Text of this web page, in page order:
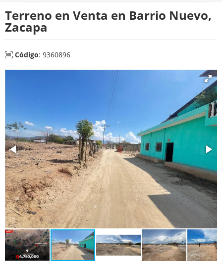
Terreno en Venta en Barrio Nuevo,
Zacapa
Código: 9360896